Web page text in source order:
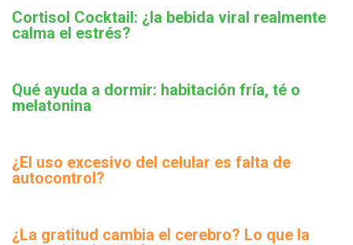
Cortisol Cocktail: ¿la bebida viral realmente
calma el estrés?
Qué ayuda a dormir: habitación fría, té o
melatonina
¿El uso excesivo del celular es falta de
autocontrol?
¿La gratitud cambia el cerebro? Lo que la